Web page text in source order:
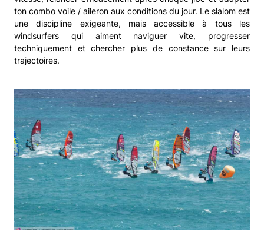
ton combo voile / aileron aux conditions du jour. Le slalom est
une discipline exigeante, mais accessible à tous les
windsurfers qui aiment naviguer vite, progresser
techniquement et chercher plus de constance sur leurs
trajectoires.